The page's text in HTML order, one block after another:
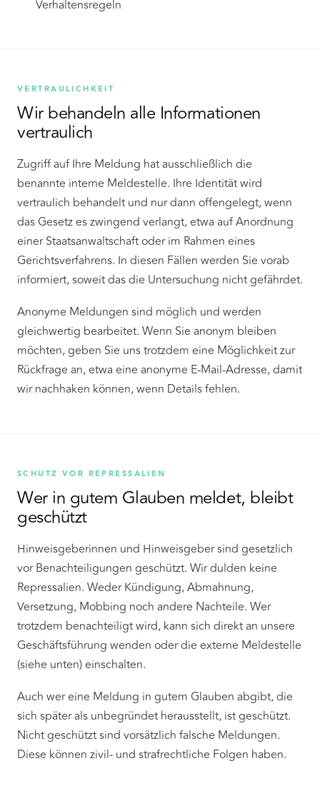
Verhaltensregeln
VERTRAULICHKEIT
Wir behandeln alle Informationen
vertraulich
Zugriff auf Ihre Meldung hat ausschließlich die
benannte interne Meldestelle. Ihre Identität wird
vertraulich behandelt und nur dann offengelegt, wenn
das Gesetz es zwingend verlangt, etwa auf Anordnung
einer Staatsanwaltschaft oder im Rahmen eines
Gerichtsverfahrens. In diesen Fällen werden Sie vorab
informiert, soweit das die Untersuchung nicht gefährdet.
Anonyme Meldungen sind möglich und werden
gleichwertig bearbeitet. Wenn Sie anonym bleiben
möchten, geben Sie uns trotzdem eine Möglichkeit zur
Rückfrage an, etwa eine anonyme E-Mail-Adresse, damit
wir nachhaken können, wenn Details fehlen.
SCHUTZ VOR REPRESSALIEN
Wer in gutem Glauben meldet, bleibt
geschützt
Hinweisgeberinnen und Hinweisgeber sind gesetzlich
vor Benachteiligungen geschützt. Wir dulden keine
Repressalien. Weder Kündigung, Abmahnung,
Versetzung, Mobbing noch andere Nachteile. Wer
trotzdem benachteiligt wird, kann sich direkt an unsere
Geschäftsführung wenden oder die externe Meldestelle
(siehe unten) einschalten.
Auch wer eine Meldung in gutem Glauben abgibt, die
sich später als unbegründet herausstellt, ist geschützt.
Nicht geschützt sind vorsätzlich falsche Meldungen.
Diese können zivil- und strafrechtliche Folgen haben.